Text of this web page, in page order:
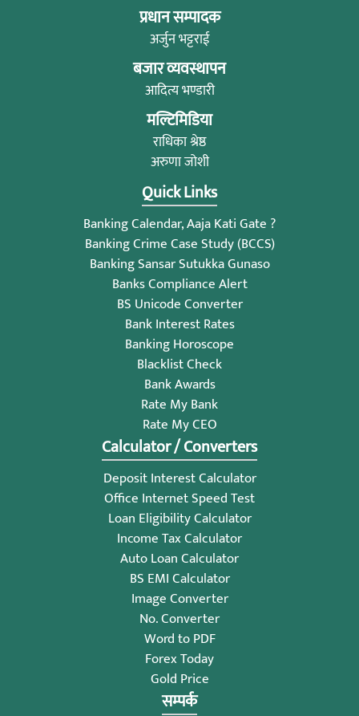
प्रधान सम्पादक
अर्जुन भट्टराई
बजार व्यवस्थापन
आदित्य भण्डारी
मल्टिमिडिया
राधिका श्रेष्ठ
अरुणा जोशी
Quick Links
Banking Calendar, Aaja Kati Gate ?
Banking Crime Case Study (BCCS)
Banking Sansar Sutukka Gunaso
Banks Compliance Alert
BS Unicode Converter
Bank Interest Rates
Banking Horoscope
Blacklist Check
Bank Awards
Rate My Bank
Rate My CEO
Calculator / Converters
Deposit Interest Calculator
Office Internet Speed Test
Loan Eligibility Calculator
Income Tax Calculator
Auto Loan Calculator
BS EMI Calculator
Image Converter
No. Converter
Word to PDF
Forex Today
Gold Price
सम्पर्क